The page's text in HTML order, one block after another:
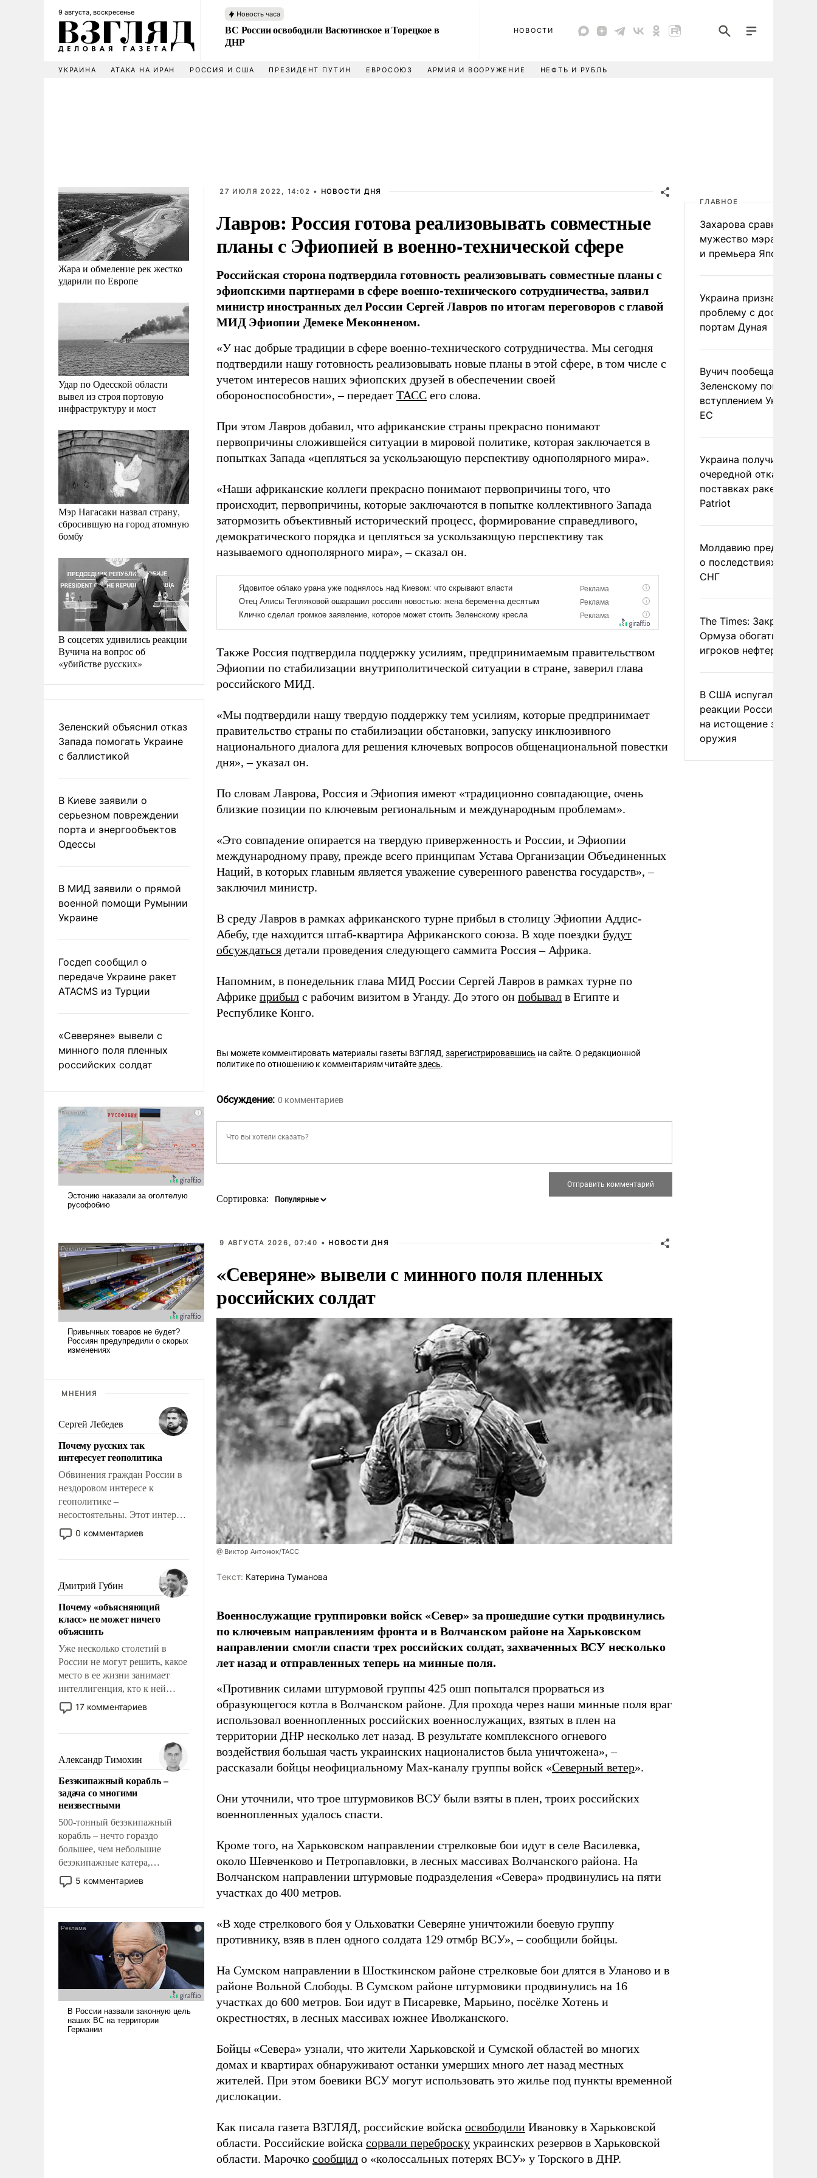
9 августа, воскресенье Новость часа
ВС России освободили Васютинское и Торецкое в
ДНР
НОВОСТИ
УКРАИНА АТАКА НА ИРАН РОССИЯ И США ПРЕЗИДЕНТ ПУТИН ЕВРОСОЮЗ АРМИЯ И ВООРУЖЕНИЕ НЕФТЬ И РУБЛЬ
Жара и обмеление рек жестко
ударили по Европе
Удар по Одесской области
вывел из строя портовую
инфраструктуру и мост
Мэр Нагасаки назвал страну,
сбросившую на город атомную
бомбу
В соцсетях удивились реакции
Вучича на вопрос об
«убийстве русских»
Зеленский объяснил отказ
Запада помогать Украине
с баллистикой
В Киеве заявили о
серьезном повреждении
порта и энергообъектов
Одессы
В МИД заявили о прямой
военной помощи Румынии
Украине
Госдеп сообщил о
передаче Украине ракет
ATACMS из Турции
«Северяне» вывели с
минного поля пленных
российских солдат
МНЕНИЯ
Сергей Лебедев
Почему русских так
интересует геополитика
Обвинения граждан России в
нездоровом интересе к
геополитике –
несостоятельны. Этот интерес
рационален и прагматичен. Он
обусловлен тысячелетним
фундаментальным знанием,
что мировая политика имеет
свойство заявляться на порог
нашего дома.
0 комментариев
Дмитрий Губин
Почему «объясняющий
класс» не может ничего
объяснить
Уже несколько столетий в
России не могут решить, какое
место в ее жизни занимает
интеллигенция, кто к ней
принадлежит, а кого из нее
исключили с правом
чем она отличается от просто
образованных людей. Иногда
казалось, что эти вопросы
решены раз и навсегда, но –
нет, не решены.
17 комментариев
Александр Тимохин
Безэкипажный корабль –
задача со многими
неизвестными
500-тонный безэкипажный
корабль – нечто гораздо
большее, чем небольшие
безэкипажные катера,
применение которых уже
стало обыденностью. Задача по
и ее реализация радикально
поднимет наши боевые
возможности.
5 комментариев
27 ИЮЛЯ 2022, 14:02 • НОВОСТИ ДНЯ
Лавров: Россия готова реализовывать совместные
планы с Эфиопией в военно-технической сфере
Российская сторона подтвердила готовность реализовывать совместные планы с
эфиопскими партнерами в сфере военно-технического сотрудничества, заявил
министр иностранных дел России Сергей Лавров по итогам переговоров с главой
МИД Эфиопии Демеке Меконненом.
«У нас добрые традиции в сфере военно-технического сотрудничества. Мы сегодня
подтвердили нашу готовность реализовывать новые планы в этой сфере, в том числе с
учетом интересов наших эфиопских друзей в обеспечении своей
обороноспособности», – передает ТАСС его слова.
При этом Лавров добавил, что африканские страны прекрасно понимают
первопричины сложившейся ситуации в мировой политике, которая заключается в
попытках Запада «цепляться за ускользающую перспективу однополярного мира».
«Наши африканские коллеги прекрасно понимают первопричины того, что
происходит, первопричины, которые заключаются в попытке коллективного Запада
затормозить объективный исторический процесс, формирование справедливого,
демократического порядка и цепляться за ускользающую перспективу так
называемого однополярного мира», – сказал он.
Также Россия подтвердила поддержку усилиям, предпринимаемым правительством
Эфиопии по стабилизации внутриполитической ситуации в стране, заверил глава
российского МИД.
«Мы подтвердили нашу твердую поддержку тем усилиям, которые предпринимает
правительство страны по стабилизации обстановки, запуску инклюзивного
национального диалога для решения ключевых вопросов общенациональной повестки
дня», – указал он.
По словам Лаврова, Россия и Эфиопия имеют «традиционно совпадающие, очень
близкие позиции по ключевым региональным и международным проблемам».
«Это совпадение опирается на твердую приверженность и России, и Эфиопии
международному праву, прежде всего принципам Устава Организации Объединенных
Наций, в которых главным является уважение суверенного равенства государств», –
заключил министр.
В среду Лавров в рамках африканского турне прибыл в столицу Эфиопии Аддис-
Абебу, где находится штаб-квартира Африканского союза. В ходе поездки будут
обсуждаться детали проведения следующего саммита Россия – Африка.
Напомним, в понедельник глава МИД России Сергей Лавров в рамках турне по
Африке прибыл с рабочим визитом в Уганду. До этого он побывал в Египте и
Республике Конго.
Вы можете комментировать материалы газеты ВЗГЛЯД, зарегистрировавшись на сайте. О редакционной
политике по отношению к комментариям читайтездесь.
Обсуждение: 0 комментариев
Сортировка:
9 АВГУСТА 2026, 07:40 • НОВОСТИ ДНЯ
«Северяне» вывели с минного поля пленных
российских солдат
@ Виктор Антонюк/ТАСС
Tекст: Катерина Туманова
Военнослужащие группировки войск «Север» за прошедшие сутки продвинулись
по ключевым направлениям фронта и в Волчанском районе на Харьковском
направлении смогли спасти трех российских солдат, захваченных ВСУ несколько
лет назад и отправленных теперь на минные поля.
«Противник силами штурмовой группы 425 ошп попытался прорваться из
образующегося котла в Волчанском районе. Для прохода через наши минные поля враг
использовал военнопленных российских военнослужащих, взятых в плен на
территории ДНР несколько лет назад. В результате комплексного огневого
воздействия большая часть украинских националистов была уничтожена», –
рассказали бойцы неофициальному Max-каналу группы войск «Северный ветер».
Они уточнили, что трое штурмовиков ВСУ были взяты в плен, троих российских
военнопленных удалось спасти.
Кроме того, на Харьковском направлении стрелковые бои идут в селе Василевка,
около Шевченково и Петропавловки, в лесных массивах Волчанского района. На
Волчанском направлении штурмовые подразделения «Севера» продвинулись на пяти
участках до 400 метров.
«В ходе стрелкового боя у Ольховатки Северяне уничтожили боевую группу
противнику, взяв в плен одного солдата 129 отмбр ВСУ», – сообщили бойцы.
На Сумском направлении в Шосткинском районе стрелковые бои длятся в Уланово и в
районе Вольной Слободы. В Сумском районе штурмовики продвинулись на 16
участках до 600 метров. Бои идут в Писаревке, Марьино, посёлке Хотень и
окрестностях, в лесных массивах южнее Иволжанского.
Бойцы «Севера» узнали, что жители Харьковской и Сумской областей во многих
домах и квартирах обнаруживают останки умерших много лет назад местных
жителей. При этом боевики ВСУ могут использовать это жилье под пункты временной
дислокации.
Как писала газета ВЗГЛЯД, российские войска освободили Ивановку в Харьковской
области. Российские войска сорвали переброску украинских резервов в Харьковской
области. Марочко сообщил о «колоссальных потерях ВСУ» у Торского в ДНР.
ГЛАВНОЕ
Захарова сравнила
мужество мэра
и премьера Японии
Украина признала
проблему с доступом к
портам Дуная
Вучич пообещал
Зеленскому помочь со
вступлением Украины в
ЕС
Украина получила
очередной отказ в
поставках ракет для
Patriot
Молдавию
о последствиях выхода
СНГ
The Times: Закрытие
Ормуза обогатило
игроков нефтерынка
В США испугались
реакции России и
на истощение запасов
оружия